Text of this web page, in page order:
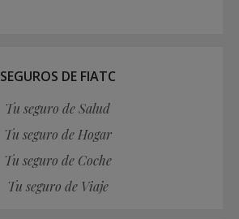
SEGUROS DE FIATC
Tu seguro de Salud
Tu seguro de Hogar
Tu seguro de Coche
Tu seguro de Viaje